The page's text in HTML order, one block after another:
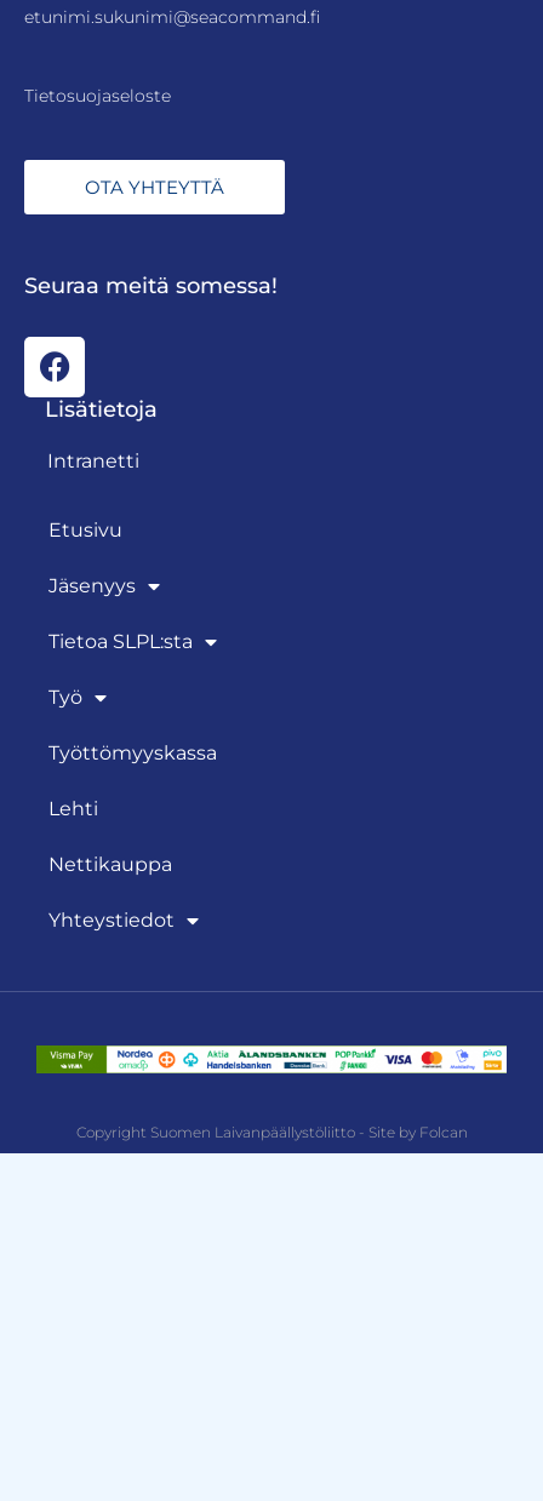
etunimi.sukunimi@seacommand.fi
Tietosuojaseloste
OTA YHTEYTTÄ
Seuraa meitä somessa!
Lisätietoja
Intranetti
Etusivu
Jäsenyys
Tietoa SLPL:sta
Työ
Työttömyyskassa
Lehti
Nettikauppa
Yhteystiedot
Copyright Suomen Laivanpäällystöliitto - Site by Folcan